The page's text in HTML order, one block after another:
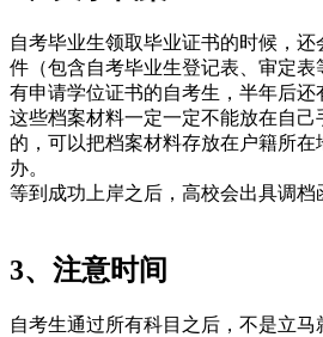
自考毕业生领取毕业证书的时候，
件（包含自考毕业生登记表、审定表
有申请学位证书的自考生，半年后还
这些档案材料一定一定不能放在自
的，可以把档案材料存放在户籍所
办。
等到成功上岸之后，高校会出具调档
3、注意时间
自考生通过所有科目之后，不是立